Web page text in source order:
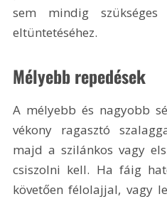
sem mindig
eltüntetéséhez.
Mélyebb repedések
A mélyebb és nagyobb
vékony ragasztó
majd a szilánkos vagy
csiszolni kell. Ha fáig
követően félolajjal, vagy